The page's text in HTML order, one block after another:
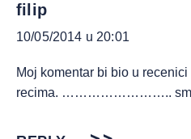
filip
10/05/2014 u 20:01
Moj komentar bi bio u
recima. …………………….. smo